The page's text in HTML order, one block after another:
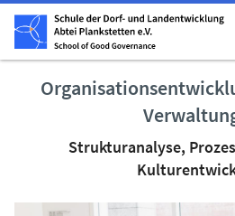
Strukturanalyse,